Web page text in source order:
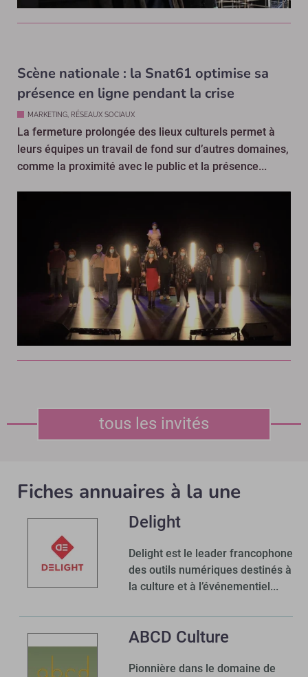
Scène nationale : la Snat61 optimise sa
présence en ligne pendant la crise
MARKETING, RÉSEAUX SOCIAUX
La fermeture prolongée des lieux culturels permet à
leurs équipes un travail de fond sur d’autres domaines,
comme la proximité avec le public et la présence...
tous les invités
Fiches annuaires à la une
Delight
Delight est le leader francophone
des outils numériques destinés à
la culture et à l’événementiel...
ABCD Culture
Pionnière dans le domaine de